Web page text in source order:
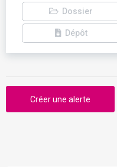
Dossier
Dépôt
Créer une alerte